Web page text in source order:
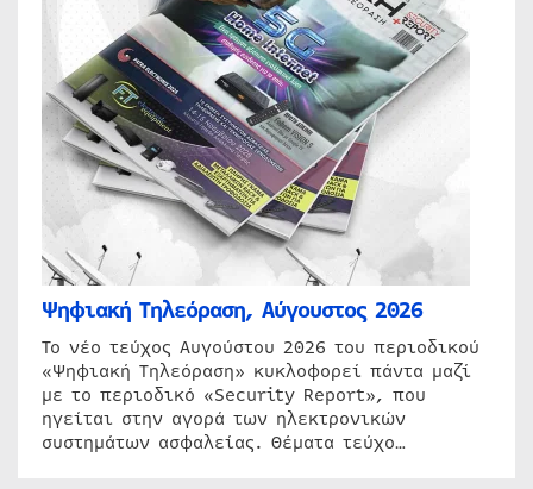
Ψηφιακή Τηλεόραση, Αύγουστος 2026
Το νέο τεύχος Αυγούστου 2026 του περιοδικού
«Ψηφιακή Τηλεόραση» κυκλοφορεί πάντα μαζί
με το περιοδικό «Security Report», που
ηγείται στην αγορά των ηλεκτρονικών
συστημάτων ασφαλείας. Θέματα τεύχο…